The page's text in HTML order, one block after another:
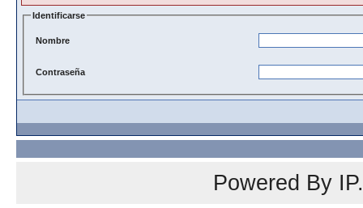
Identificarse
Nombre
Contraseña
Powered By